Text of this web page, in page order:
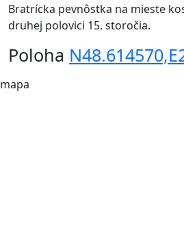
Bratrícka pevnôstka na mieste
druhej polovici 15. storočia.
Poloha
mapa